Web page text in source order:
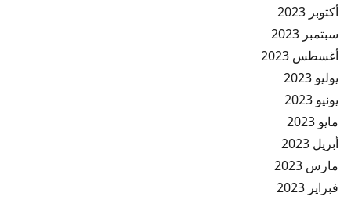
أكتوبر 2023
سبتمبر 2023
أغسطس 2023
يوليو 2023
يونيو 2023
مايو 2023
أبريل 2023
مارس 2023
فبراير 2023